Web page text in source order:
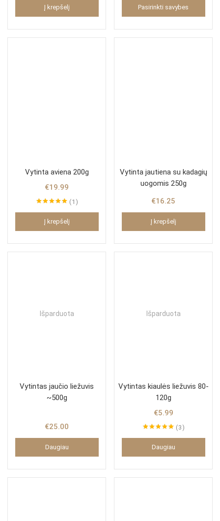
Į krepšelį Pasirinkti savybes
Vytinta aviena 200g
€19.99
1
Į krepšelį
Vytinta jautiena su kadagių
uogomis 250g
€16.25
Į krepšelį
Išparduota
Vytintas jaučio liežuvis
~500g
€25.00
Daugiau
Išparduota
Vytintas kiaulės liežuvis 80-
120g
€5.99
3
Daugiau